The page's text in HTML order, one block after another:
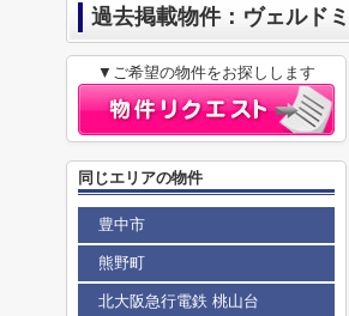
過去掲載物件：ヴェルド
▼ご希望の物件をお探しします
同じエリアの物件
豊中市
熊野町
北大阪急行電鉄 桃山台